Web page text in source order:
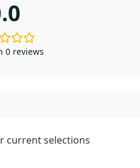
0 reviews
current selections